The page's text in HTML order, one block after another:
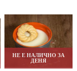
НЕ Е НАЛИЧНО ЗА
ДЕНЯ